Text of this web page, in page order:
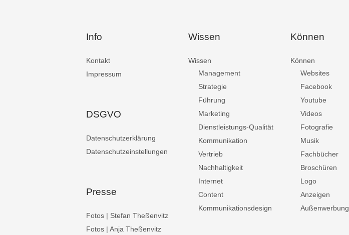
Info
Kontakt
Impressum
DSGVO
Datenschutzerklärung
Datenschutzeinstellungen
Presse
Fotos | Stefan Theßenvitz
Fotos | Anja Theßenvitz
Wissen
Wissen
Management
Strategie
Führung
Marketing
Dienstleistungs-Qualität
Kommunikation
Vertrieb
Nachhaltigkeit
Internet
Content
Kommunikationsdesign
Können
Können
Websites
Facebook
Youtube
Videos
Fotografie
Musik
Fachbücher
Broschüren
Logo
Anzeigen
Außenwerbung